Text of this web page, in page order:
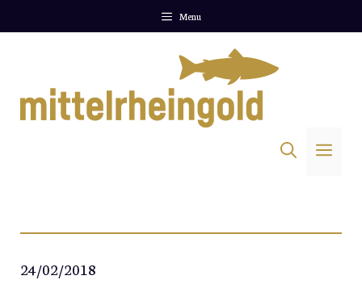
Menu
24/02/2018